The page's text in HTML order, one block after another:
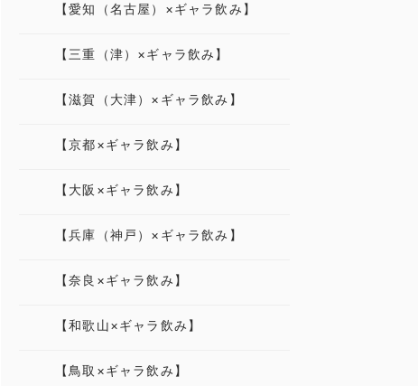
【愛知（名古屋）×ギャラ飲み】
【三重（津）×ギャラ飲み】
【滋賀（大津）×ギャラ飲み】
【京都×ギャラ飲み】
【大阪×ギャラ飲み】
【兵庫（神戸）×ギャラ飲み】
【奈良×ギャラ飲み】
【和歌山×ギャラ飲み】
【鳥取×ギャラ飲み】